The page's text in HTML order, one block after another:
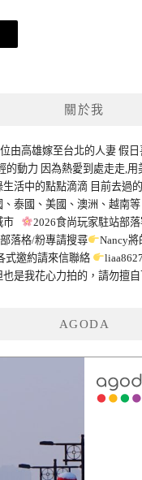
關於我
由高雄嫁至台北的人妻 假
的動力 因為熱愛到處走走,用
活中的點點滴滴 目前去過
泰國、美國、澳洲、越南
市
2026食尚玩家駐站部
落格/粉專請搜尋
Nancy
式邀約請來信聯絡
是我花心力拍的，請勿擅自
AGODA